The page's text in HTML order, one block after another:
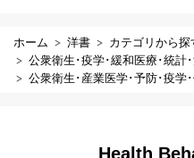
ホーム 洋書
カテゴリから探
公衆衛生･疫学･緩和医療･統計
公衆衛生･産業医学･予防･疫学
Health